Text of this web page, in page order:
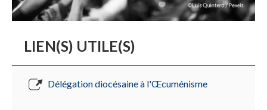
LIEN(S) UTILE(S)
Délégation diocésaine à l'Œcuménisme